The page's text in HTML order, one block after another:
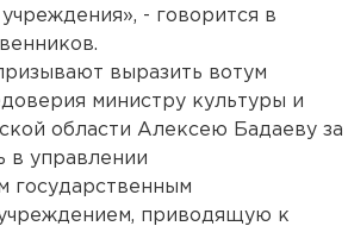
- говорится в
выразить вотум
министру культуры и
области Алексею Бадаеву за
в управлении
государственным
приводящую к